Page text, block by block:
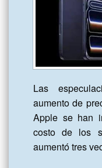
Las
aumento de
Apple se han
costo de los
aumentó tres